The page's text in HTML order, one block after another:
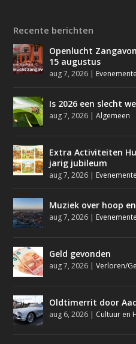
Recente berichten
Openlucht
15 augustus
aug 7, 2026 |
Is 2026 een slecht
aug 7, 2026 |Algemeen
Extra Activiteiten
jarig jubileum
aug 7, 2026 |
Muziek over hoop
aug 7, 2026 |
Geld gevonden
aug 7, 2026 |Verloren/
Oldtimerrit door
aug 6, 2026 | Cultuur en